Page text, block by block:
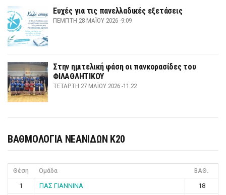
Ευχές για τις πανελλαδικές εξετάσεις
ΠΈΜΠΤΗ 28 ΜΑΪ́ΟΥ 2026 -9:09
Στην ημιτελική φάση οι πανκορασίδες του
ΦΙΛΑΘΛΗΤΙΚΟΥ
ΤΕΤΆΡΤΗ 27 ΜΑΪ́ΟΥ 2026 -11:22
ΒΑΘΜΟΛΟΓΙΑ ΝΕΑΝΙΔΩΝ Κ20
Θέση Ομάδα ΒΑΘ.
1 ΠΑΣ ΓΙΑΝΝΙΝΑ
18